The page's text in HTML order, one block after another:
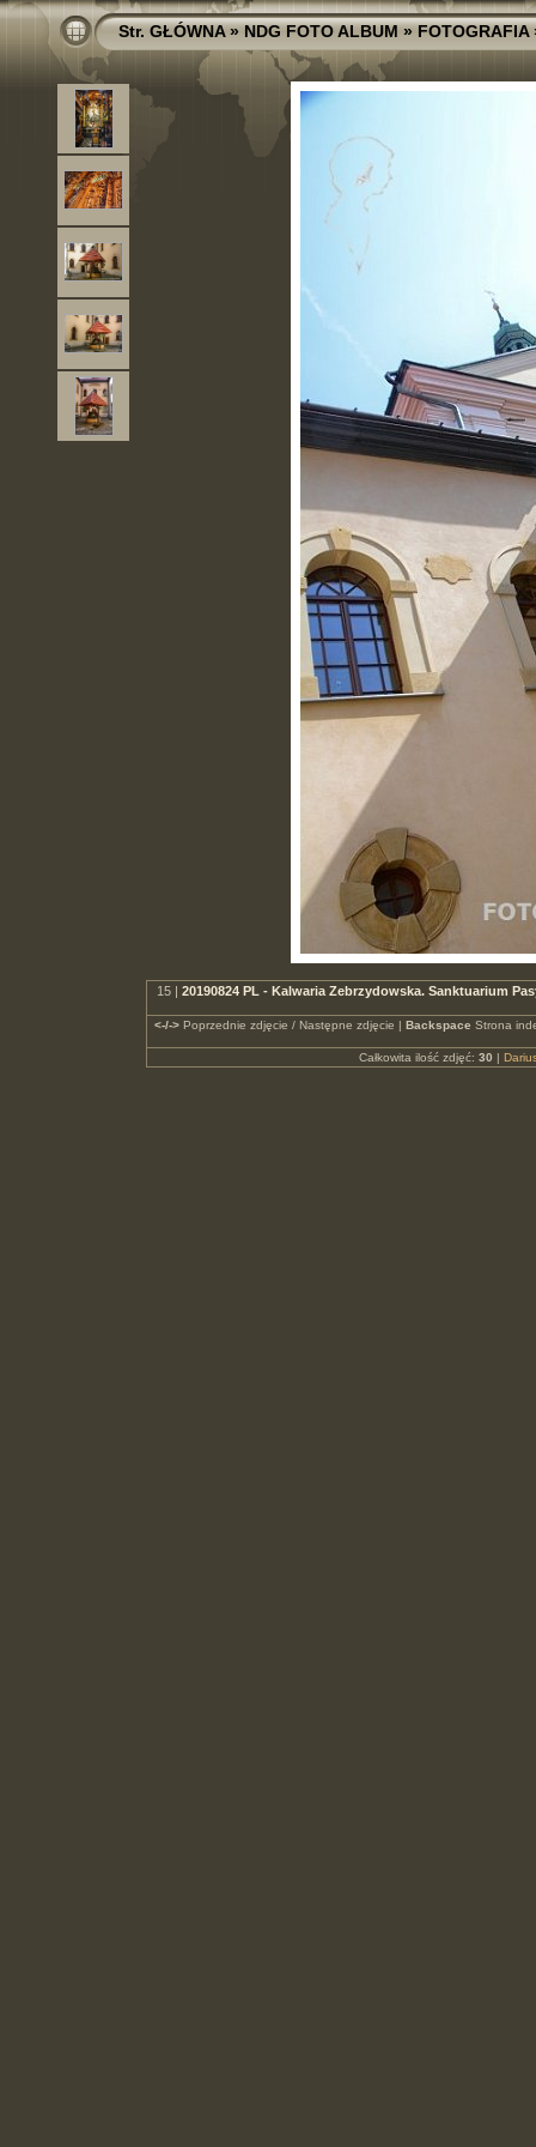
Str. GŁÓWNA»NDG FOTO ALBUM»FOTOGRAFIA
15 | 20190824 PL - Kalwaria Zebrzydowska. Sanktuarium
<-/->Poprzednie zdjęcie / Następne zdjęcie | Backspace Strona
Całkowita ilość zdjęć: 30 |